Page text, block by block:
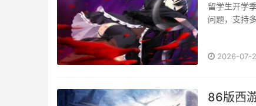
留学生开学
问题，支持
2026-07-
86版西